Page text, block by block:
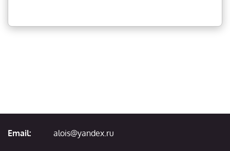
Email: alois@yandex.ru